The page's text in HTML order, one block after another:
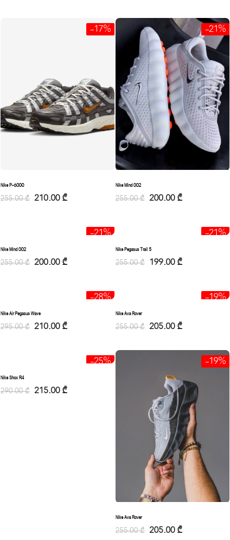
-17%
Nike P-6000
255.00₾ 210.00 ₾
-21%
Nike Mind 002
255.00₾ 200.00 ₾
-21%
Nike Mind 002
255.00₾ 200.00 ₾
-21%
Nike Pegasus Trail 5
255.00₾ 199.00 ₾
-28%
Nike Air Pegasus Wave
295.00₾ 210.00 ₾
-19%
Nike Ava Rover
255.00₾ 205.00 ₾
-25%
Nike Shox R4
290.00₾ 215.00 ₾
-19%
Nike Ava Rover
255.00₾ 205.00 ₾